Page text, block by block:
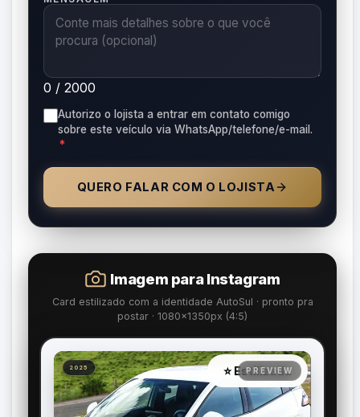
0 / 2000
Autorizo o lojista a entrar em contato comigo
sobre este veículo via WhatsApp/telefone/e-mail.
*
QUERO FALAR COM O LOJISTA
Imagem para Instagram
Card estilizado com a identidade AutoSul · pronto pra
postar · 1080×1350px (4:5)
2025 ⭐ Estilizada